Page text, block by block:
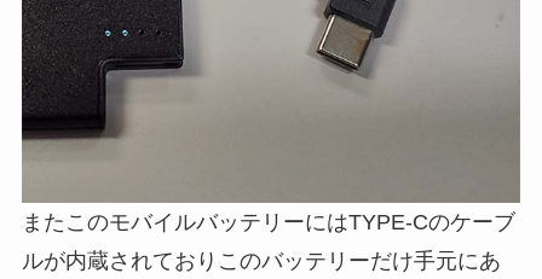
またこのモバイルバッテリーにはTYPE-Cのケーブ
ルが内蔵されておりこのバッテリーだけ手元にあ